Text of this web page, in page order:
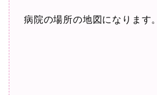
病院の場所の地図になります。